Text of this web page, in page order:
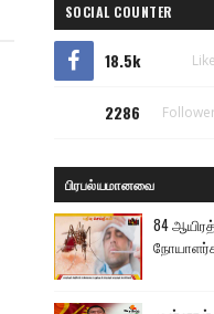
SOCIAL COUNTER
18.5k
2286
பிரபல்யமானவை
84